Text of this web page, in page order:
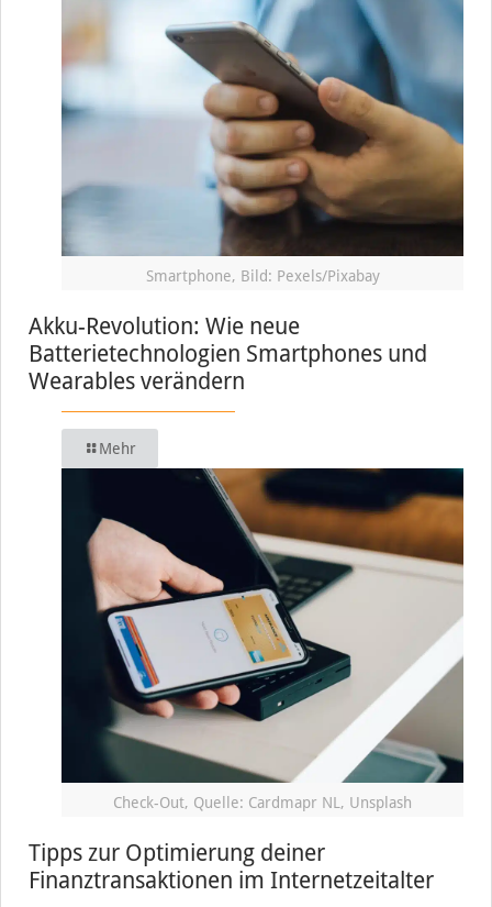
Smartphone, Bild: Pexels/Pixabay
Akku-Revolution: Wie neue
Batterietechnologien Smartphones und
Wearables verändern
Mehr
Check-Out, Quelle: Cardmapr NL, Unsplash
Tipps zur Optimierung deiner
Finanztransaktionen im Internetzeitalter